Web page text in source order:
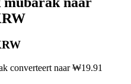
converteert naar ₩19.91